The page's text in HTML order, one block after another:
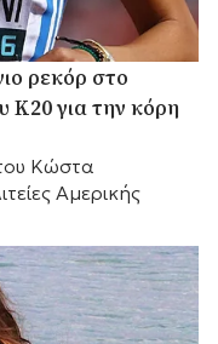
ρεκόρ στο
για την κόρη
Κώστα
Αμερικής